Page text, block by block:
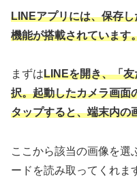
LINEアプリには、保存
機能が搭載されています
まずはLINEを開き、「
択。起動したカメラ画面
タップすると、端末内の
ここから該当の画像を選
ードを読み取ってくれま